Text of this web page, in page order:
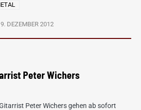
DEZEMBER 2012
Peter Wichers
Peter Wichers gehen ab sofort